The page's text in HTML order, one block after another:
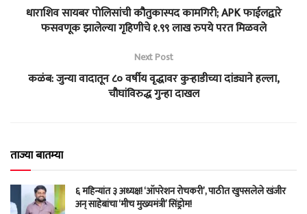
धाराशिव सायबर पोलिसांची कौतुकास्पद कामगिरी; APK फाईलद्वारे
फसवणूक झालेल्या गृहिणीचे १.९९ लाख रुपये परत मिळवले
Next Post
कळंब: जुन्या वादातून ८० वर्षीय वृद्धावर कुऱ्हाडीच्या दांड्याने हल्ला,
चौघांविरुद्ध गुन्हा दाखल
ताज्या बातम्या
६ महिन्यांत ३ अध्यक्ष! ‘ऑपरेशन रोचकरी’, पाठीत खुपसलेले खंजीर
अन् साहेबांचा ‘मीच मुख्यमंत्री’ सिंड्रोम!